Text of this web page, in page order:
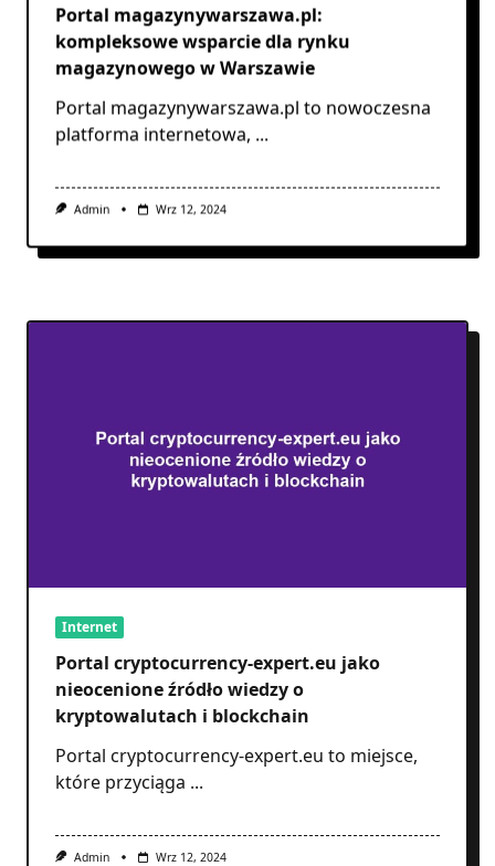
Portal magazynywarszawa.pl:
kompleksowe wsparcie dla rynku
magazynowego w Warszawie
Portal magazynywarszawa.pl to nowoczesna
platforma internetowa, ...
Admin Wrz 12, 2024
Portal cryptocurrency-expert.eu jako
nieocenione źródło wiedzy o
kryptowalutach i blockchain
które przyciąga ...
Admin Wrz 12, 2024